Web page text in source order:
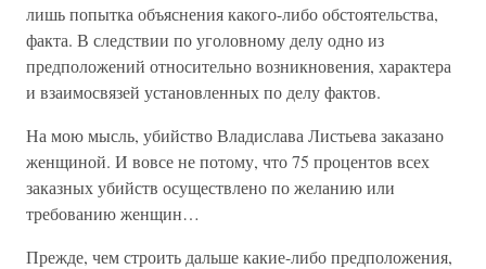
лишь попытка объяснения какого-либо обстоятельства,
факта. В следствии по уголовному делу одно из
предположений относительно возникновения, характера
и взаимосвязей установленных по делу фактов.
На мою мысль, убийство Владислава Листьева заказано
женщиной. И вовсе не потому, что 75 процентов всех
заказных убийств осуществлено по желанию или
требованию женщин…
Прежде, чем строить дальше какие-либо предположения,